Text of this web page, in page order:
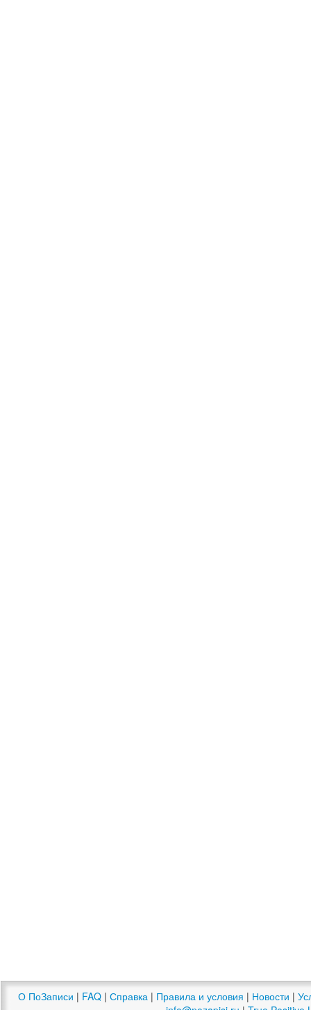
О ПоЗаписи | FAQ | Справка | Правила и условия | Новости |